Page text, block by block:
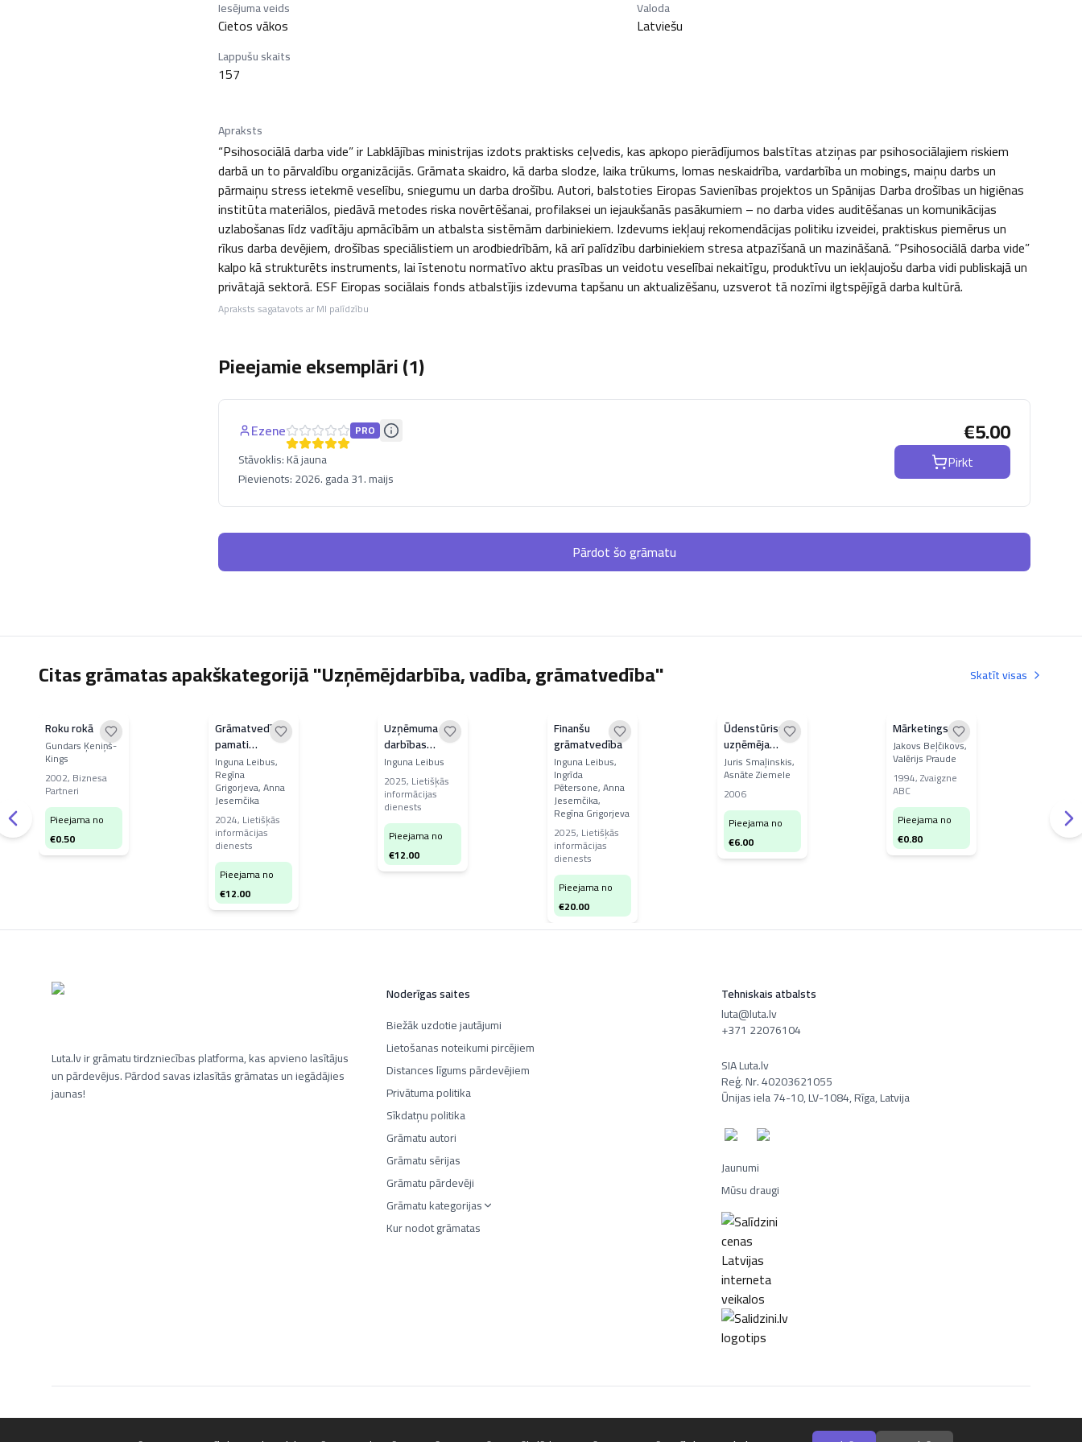
Iesējuma veids
Cietos vākos
Valoda
Latviešu
Lappušu skaits
157
Apraksts
“Psihosociālā darba vide” ir Labklājības ministrijas izdots praktisks ceļvedis, kas apkopo pierādījumos balstītas atziņas par psihosociālajiem riskiem
darbā un to pārvaldību organizācijās. Grāmata skaidro, kā darba slodze, laika trūkums, lomas neskaidrība, vardarbība un mobings, maiņu darbs un
pārmaiņu stress ietekmē veselību, sniegumu un darba drošību. Autori, balstoties Eiropas Savienības projektos un Spānijas Darba drošības un higiēnas
institūta materiālos, piedāvā metodes riska novērtēšanai, profilaksei un iejaukšanās pasākumiem – no darba vides auditēšanas un komunikācijas
uzlabošanas līdz vadītāju apmācībām un atbalsta sistēmām darbiniekiem. Izdevums iekļauj rekomendācijas politiku izveidei, praktiskus piemērus un
rīkus darba devējiem, drošības speciālistiem un arodbiedrībām, kā arī palīdzību darbiniekiem stresa atpazīšanā un mazināšanā. “Psihosociālā darba vide”
kalpo kā strukturēts instruments, lai īstenotu normatīvo aktu prasības un veidotu veselībai nekaitīgu, produktīvu un iekļaujošu darba vidi publiskajā un
privātajā sektorā. ESF Eiropas sociālais fonds atbalstījis izdevuma tapšanu un aktualizēšanu, uzsverot tā nozīmi ilgtspējīgā darba kultūrā.
Apraksts sagatavots ar MI palīdzību
Pieejamie eksemplāri (1)
Ezene PRO
Stāvoklis:Kā jauna
Pievienots:2026. gada 31. maijs
€5.00
Pirkt
Pārdot šo grāmatu
Citas grāmatas apakškategorijā "Uzņēmējdarbība, vadība, grāmatvedība" Skatīt visas
Roku rokā
Gundars Ķeniņš-
Kings
2002, Biznesa
Partneri
Pieejama no
€0.50
Grāmatvedības
pamati
uzņēmumos
Inguna Leibus,
Regīna
Grigorjeva, Anna
Jesemčika
2024, Lietišķās
informācijas
dienests
Pieejama no
€12.00
Uzņēmuma
darbības
uzsākšana,
grāmatvedība
un nodokļi
Inguna Leibus
2025, Lietišķās
informācijas
dienests
Pieejama no
€12.00
Finanšu
grāmatvedība
Inguna Leibus,
Ingrīda
Pētersone, Anna
Jesemčika,
Regīna Grigorjeva
2025, Lietišķās
informācijas
dienests
Pieejama no
€20.00
Ūdenstūrisma
uzņēmēja
rokasgrāmata
Juris Smaļinskis,
Asnāte Ziemele
2006
Pieejama no
€6.00
Mārketings
Jakovs Beļčikovs,
Valērijs Praude
1994,Zvaigzne
ABC
Pieejama no
€0.80
€
Luta.lv ir grāmatu tirdzniecības platforma, kas apvieno lasītājus
un pārdevējus. Pārdod savas izlasītās grāmatas un iegādājies
jaunas!
Noderīgas saites
Biežāk uzdotie jautājumi
Lietošanas noteikumi pircējiem
Distances līgums pārdevējiem
Privātuma politika
Sīkdatņu politika
Grāmatu autori
Grāmatu sērijas
Grāmatu pārdevēji
Grāmatu kategorijas
Kur nodot grāmatas
Tehniskais atbalsts
luta@luta.lv
+371 22076104
SIA Luta.lv
Reģ. Nr. 40203621055
Ūnijas iela 74-10, LV-1084, Rīga, Latvija
Jaunumi
Mūsu draugi
©2026Luta.lv. Visas tiesības aizsargātas.